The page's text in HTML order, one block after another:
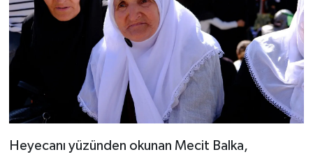
Heyecanı yüzünden okunan Mecit Balka,